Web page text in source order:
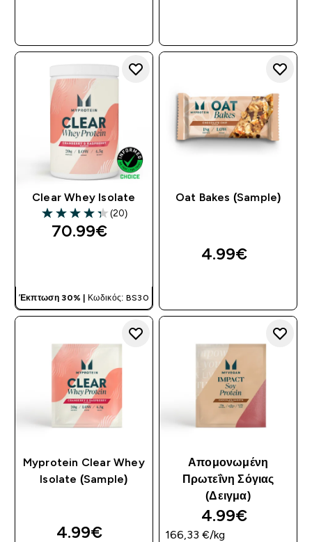
Clear Whey Isolate
4.3 out of 5 stars
(20)
70.99€‎
Έκπτωση 30% | Κωδικός: BS30
Oat Bakes (Sample)
4.99€‎
Myprotein Clear Whey
Isolate (Sample)
4.99€‎
Απομονωμένη
Πρωτεΐνη Σόγιας
(Δειγμα)
4.99€‎
166,33 €‎/kg